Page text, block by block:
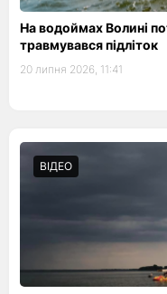
На водоймах Волині
травмувався підліток
20 липня 2026, 11:41
ВІДЕО